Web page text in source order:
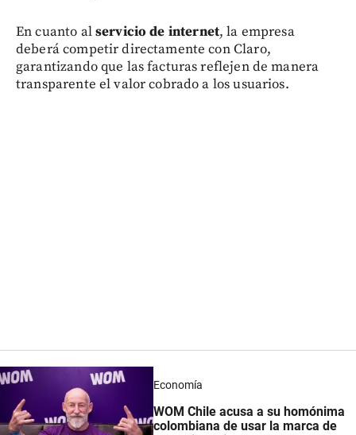
En cuanto alservicio de internet, la empresa
deberá competir directamente con Claro,
garantizando que las facturas reflejen de manera
transparente el valor cobrado a los usuarios.
Economía
WOM Chile acusa a su homónima
colombiana de usar la marca de